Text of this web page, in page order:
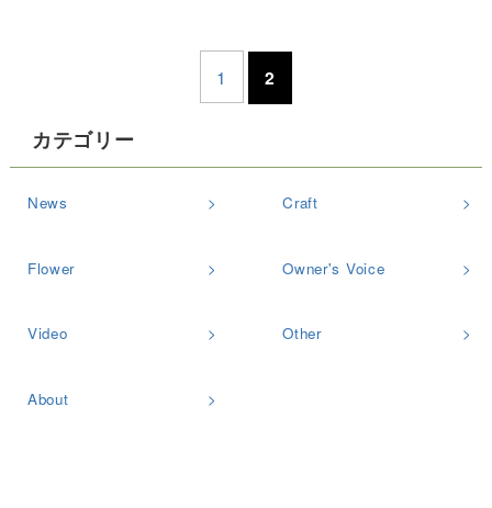
1 2
カテゴリー
News Craft
Flower Owner's Voice
Video Other
About